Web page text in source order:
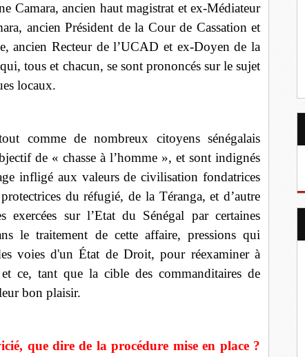
Camara, ancien haut magistrat et ex-Médiateur
ancien Président de la Cour de Cassation et
ancien Recteur de l’UCAD et ex-Doyen de la
tous et chacun, se sont prononcés sur le sujet
locaux.
comme de nombreux citoyens sénégalais
de « chasse à l’homme », et sont indignés
infligé aux valeurs de civilisation fondatrices
du réfugié, de la Téranga, et d’autre
exercées sur l’Etat du Sénégal par certaines
le traitement de cette affaire, pressions qui
voies d'un État de Droit, pour réexaminer à
ce, tant que la cible des commanditaires de
bon plaisir.
que dire de la procédure mise en place ?